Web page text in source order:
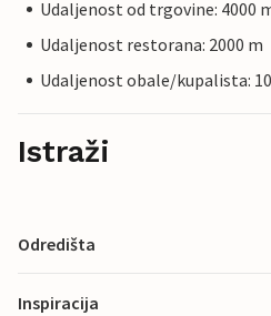
Udaljenost od trgovine: 4000
Udaljenost restorana: 2000 m
Udaljenost obale/kupalista:
Istraži
Odredišta
Inspiracija